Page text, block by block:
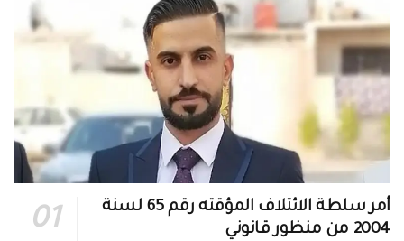
أمر سلطة الائتلاف المؤقته رقم 65 لسنة
2004 من منظور قانوني